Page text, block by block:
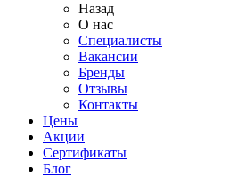
Назад
О нас
Специалисты
Вакансии
Бренды
Отзывы
Контакты
Цены
Акции
Сертификаты
Блог